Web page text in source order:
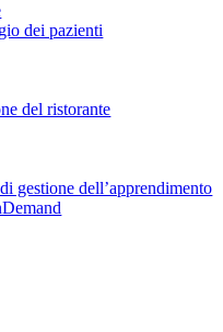
dei pazienti
del ristorante
gestione dell’apprendimento